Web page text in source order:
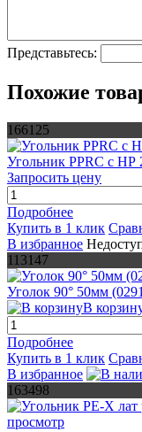
Представьтесь:
Похожие
166125
Угольник PPRC c НР
Запросить цену
Подробнее
Купить в 1 клик
В избранное
113147
Уголок 90° 50мм
В
Подробнее
Купить в 1 клик
В избранное
163498
просмотр